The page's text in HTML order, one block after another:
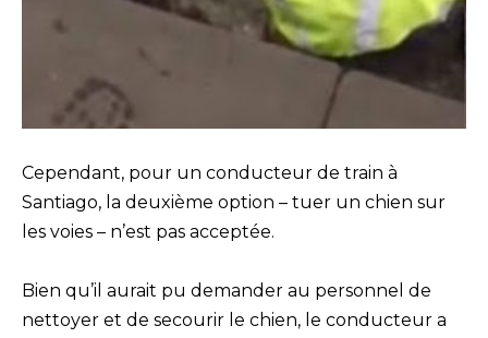
Cependant, pour un conducteur de train à
Santiago, la deuxième option – tuer un chien sur
les voies – n’est pas acceptée.
Bien qu’il aurait pu demander au personnel de
nettoyer et de secourir le chien, le conducteur a